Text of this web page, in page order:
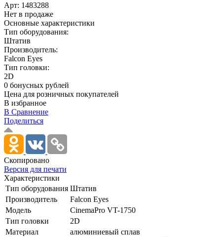
Арт: 1483288
Нет в продаже
Основные характеристики
Тип оборудования:
Штатив
Производитель:
Falcon Eyes
Тип головки:
2D
0 бонусных рублей
Цена для розничных покупателей
В избранное
В Сравнение
Поделиться
Скопировано
Версия для печати
Характеристики
Тип оборудования Штатив
Производитель
Falcon Eyes
Модель
CinemaPro VT-1750
Тип головки
2D
Материал
алюминиевый сплав